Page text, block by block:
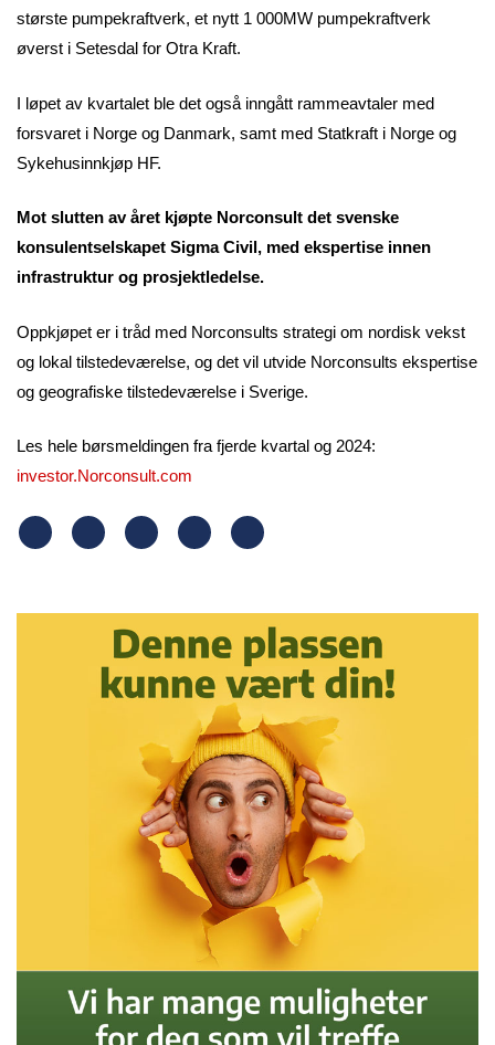
største pumpekraftverk, et nytt 1 000MW pumpekraftverk
øverst i Setesdal for Otra Kraft.
I løpet av kvartalet ble det også inngått rammeavtaler med
forsvaret i Norge og Danmark, samt med Statkraft i Norge og
Sykehusinnkjøp HF.
Mot slutten av året kjøpte Norconsult det svenske
konsulentselskapet Sigma Civil, med ekspertise innen
infrastruktur og prosjektledelse.
Oppkjøpet er i tråd med Norconsults strategi om nordisk vekst
og lokal tilstedeværelse, og det vil utvide Norconsults ekspertise
og geografiske tilstedeværelse i Sverige.
Les hele børsmeldingen fra fjerde kvartal og 2024:
investor.Norconsult.com